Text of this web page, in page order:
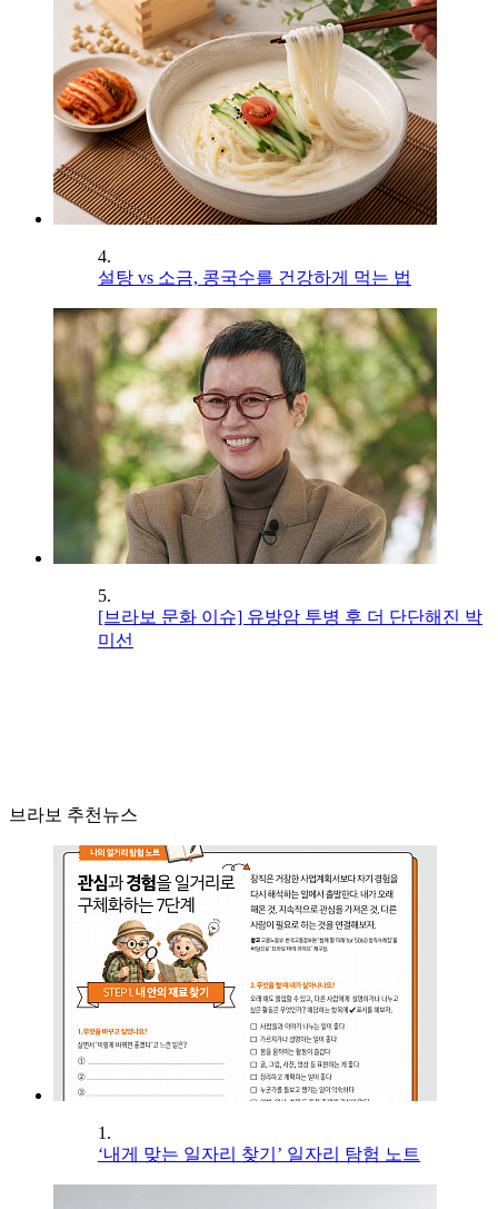
4.
설탕 vs 소금, 콩국수를 건강하게 먹는 법
5.
[브라보 문화 이슈] 유방암 투병 후 더 단단해진 박
미선
브라보 추천뉴스
1.
‘내게 맞는 일자리 찾기’ 일자리 탐험 노트